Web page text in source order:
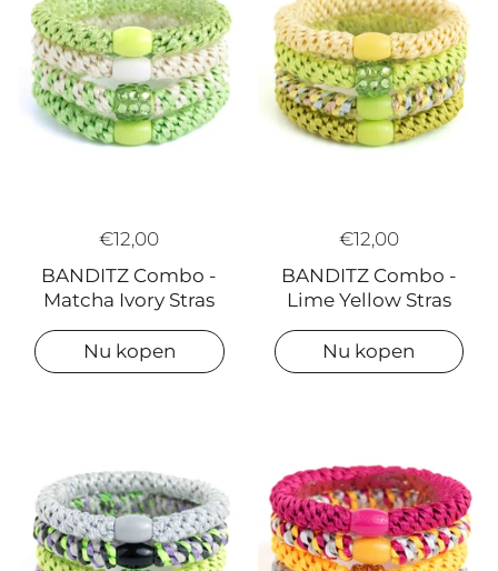
€12,00
BANDITZ Combo -
Matcha Ivory Stras
Nu kopen
€12,00
BANDITZ Combo -
Lime Yellow Stras
Nu kopen